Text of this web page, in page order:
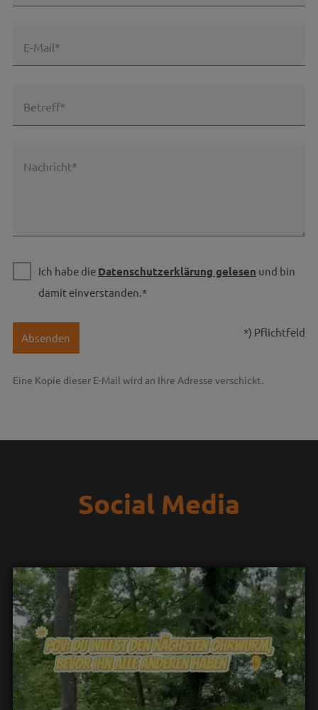
E-Mail*
Betreff*
Nachricht*
Ich habe die Datenschutzerklärung gelesen und bin
damit einverstanden.*
Absenden *) Pflichtfeld
Eine Kopie dieser E-Mail wird an Ihre Adresse verschickt.
Social Media